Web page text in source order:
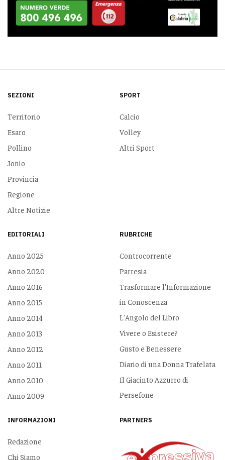
SEZIONI
Territorio
Esaro
Pollino
Jonio
Provincia
Regione
Altre Notizie
SPORT
Calcio
Volley
Altri Sport
EDITORIALI
Anno 2025
Anno 2020
Anno 2016
Anno 2015
Anno 2014
Anno 2013
Anno 2012
Anno 2011
Anno 2010
Anno 2009
RUBRICHE
Controcorrente
Parresia
Trasformare l'Informazione
in Conoscenza
L'Angolo del Libro
Vivere o Esistere?
Gusto e Benessere
Diario di una Donna Trafelata
Il Giacinto Azzurro di
Persefone
INFORMAZIONI
Redazione
Chi Siamo
PARTNERS